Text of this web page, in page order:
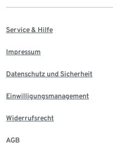
Service & Hilfe
Impressum
Datenschutz und Sicherheit
Einwilligungsmanagement
Widerrufsrecht
AGB